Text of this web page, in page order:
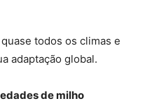
todos os climas e
adaptação global.
de milho